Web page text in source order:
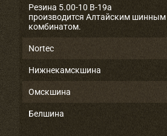
Резина 5.00-10 В-19а
производится Алтайским шинным
комбинатом.
Nortec
Нижнекамскшина
Омскшина
Белшина